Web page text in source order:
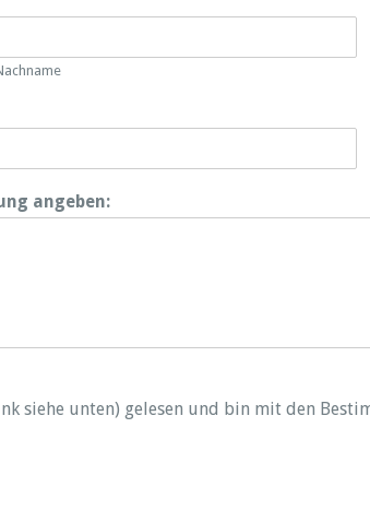
angeben:
siehe unten) gelesen und bin mit den